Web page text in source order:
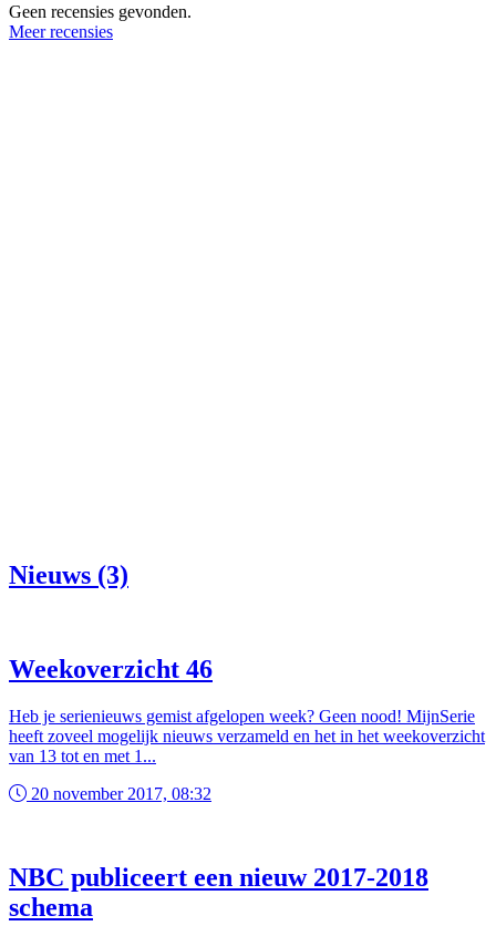
Geen recensies gevonden.
Meer recensies
Nieuws (3)
Weekoverzicht 46
Heb je serienieuws gemist afgelopen week? Geen nood! MijnSerie
heeft zoveel mogelijk nieuws verzameld en het in het weekoverzicht
van 13 tot en met 1...
20 november 2017, 08:32
NBC publiceert een nieuw 2017-2018
schema